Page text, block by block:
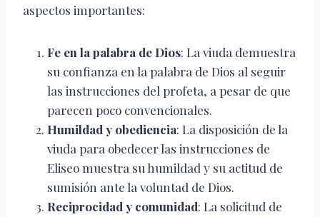
aspectos importantes:
Fe en la palabra de Dios: La viuda demuestra
su confianza en la palabra de Dios al seguir
las instrucciones del profeta, a pesar de que
parecen poco convencionales.
Humildad y obediencia: La disposición de la
viuda para obedecer las instrucciones de
Eliseo muestra su humildad y su actitud de
sumisión ante la voluntad de Dios.
Reciprocidad y comunidad: La solicitud de